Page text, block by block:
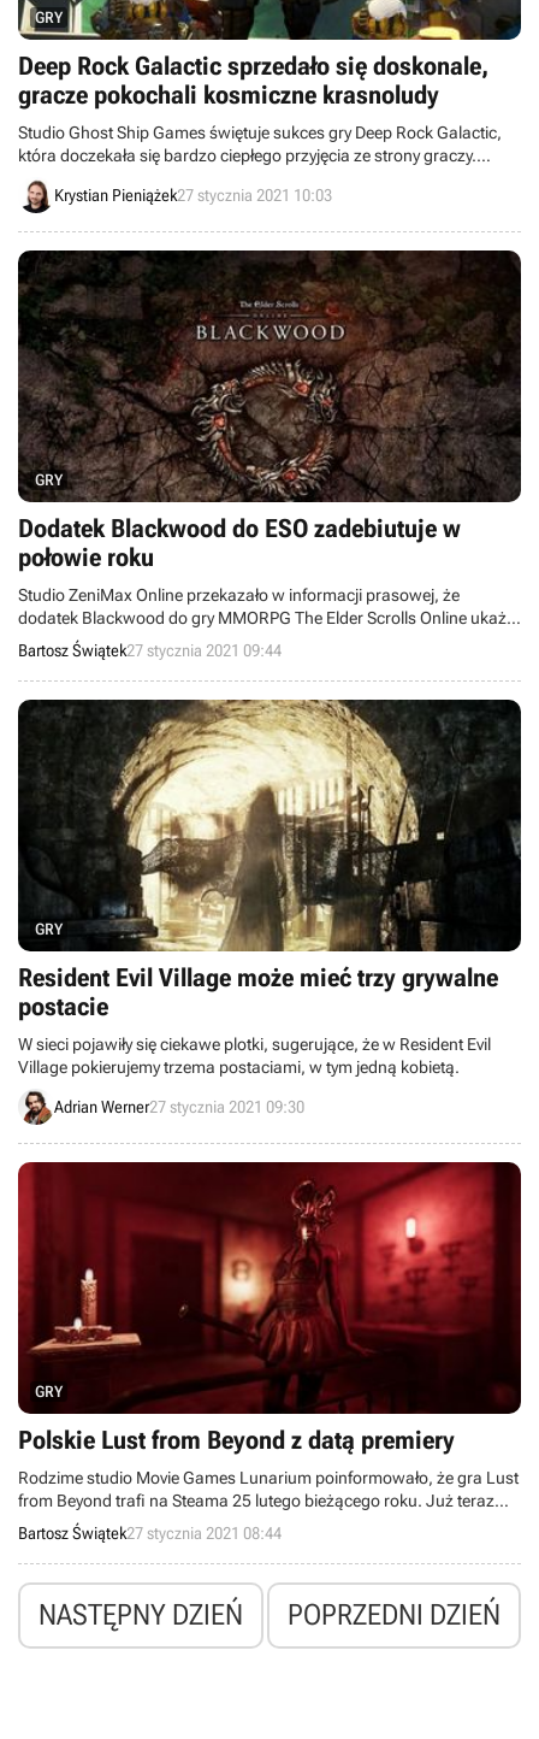
GRY
Deep Rock Galactic sprzedało się doskonale,
gracze pokochali kosmiczne krasnoludy
Studio Ghost Ship Games świętuje sukces gry Deep Rock Galactic,
która doczekała się bardzo ciepłego przyjęcia ze strony graczy.
Autorzy ujawnili wyniki jej sprzedaży, a także opublikowali
infografikę obfitującą w rozmaite ciekawostki.
Krystian Pieniążek27 stycznia 2021 10:03
GRY
Dodatek Blackwood do ESO zadebiutuje w
połowie roku
Studio ZeniMax Online przekazało w informacji prasowej, że
dodatek Blackwood do gry MMORPG The Elder Scrolls Online ukaże
się na początku czerwca tego roku.
Bartosz Świątek27 stycznia 2021 09:44
GRY
Resident Evil Village może mieć trzy grywalne
postacie
W sieci pojawiły się ciekawe plotki, sugerujące, że w Resident Evil
Village pokierujemy trzema postaciami, w tym jedną kobietą.
Adrian Werner27 stycznia 2021 09:30
GRY
Polskie Lust from Beyond z datą premiery
Rodzime studio Movie Games Lunarium poinformowało, że gra Lust
from Beyond trafi na Steama 25 lutego bieżącego roku. Już teraz
możemy pobrać demo, prolog oraz epizod zatytułowany Scarlet.
Bartosz Świątek27 stycznia 2021 08:44
NASTĘPNY DZIEŃ POPRZEDNI DZIEŃ